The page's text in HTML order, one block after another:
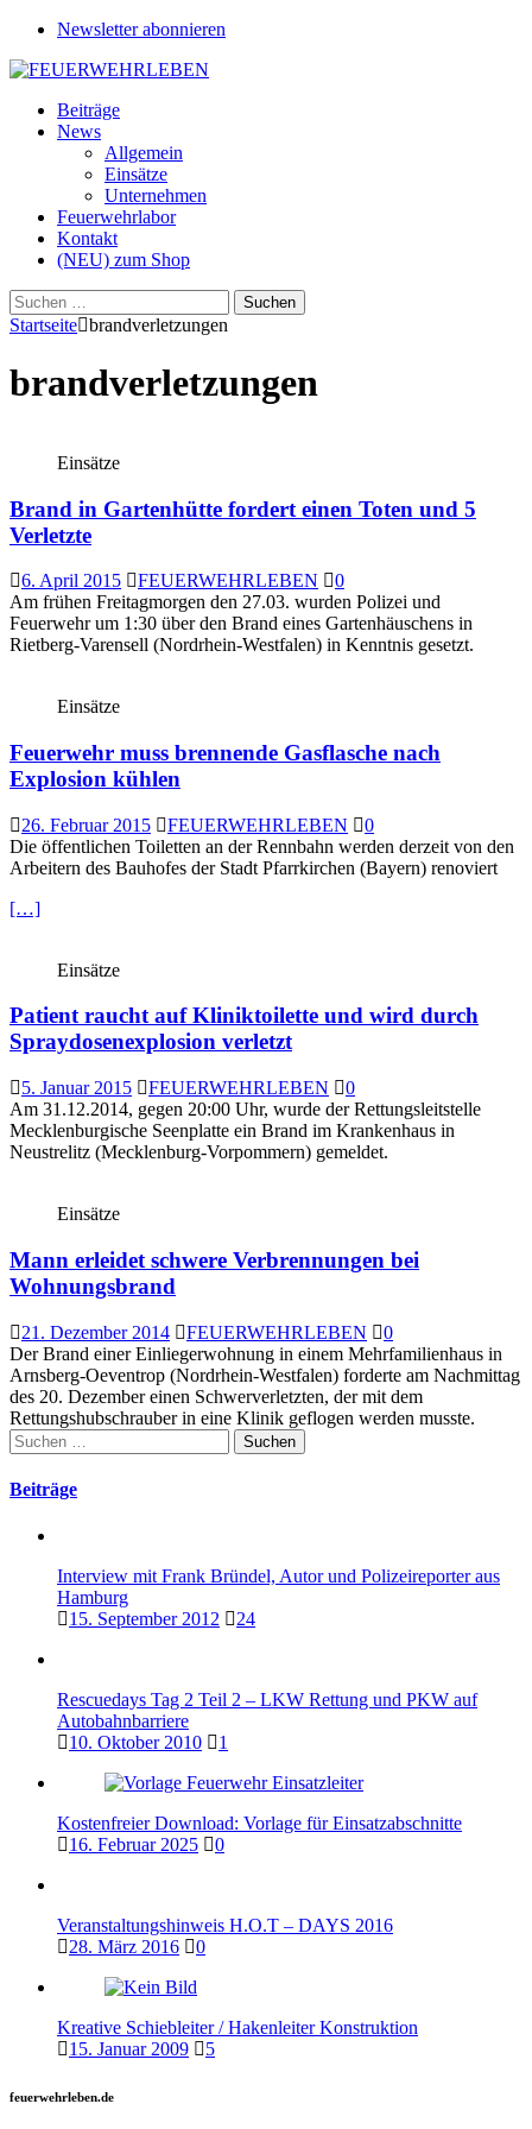
Newsletter abonnieren
Beiträge
News
Allgemein
Einsätze
Unternehmen
Feuerwehrlabor
Kontakt
(NEU) zum Shop
Suchen
nach:
Startseite brandverletzungen
brandverletzungen
Einsätze
Brand in Gartenhütte fordert einen Toten und 5
Verletzte
6. April 2015 FEUERWEHRLEBEN
0
Am frühen Freitagmorgen den 27.03. wurden Polizei und
Feuerwehr um 1:30 über den Brand eines Gartenhäuschens in
Rietberg-Varensell (Nordrhein-Westfalen) in Kenntnis gesetzt.
Einsätze
Feuerwehr muss brennende Gasflasche nach
Explosion kühlen
26. Februar 2015 FEUERWEHRLEBEN
0
Die öffentlichen Toiletten an der Rennbahn werden derzeit von den
Arbeitern des Bauhofes der Stadt Pfarrkirchen (Bayern) renoviert
[…]
Einsätze
Patient raucht auf Kliniktoilette und wird durch
Spraydosenexplosion verletzt
5. Januar 2015 FEUERWEHRLEBEN
0
Am 31.12.2014, gegen 20:00 Uhr, wurde der Rettungsleitstelle
Mecklenburgische Seenplatte ein Brand im Krankenhaus in
Neustrelitz (Mecklenburg-Vorpommern) gemeldet.
Einsätze
Mann erleidet schwere Verbrennungen bei
Wohnungsbrand
21. Dezember 2014 FEUERWEHRLEBEN
0
Der Brand einer Einliegerwohnung in einem Mehrfamilienhaus in
Arnsberg-Oeventrop (Nordrhein-Westfalen) forderte am Nachmittag
des 20. Dezember einen Schwerverletzten, der mit dem
Rettungshubschrauber in eine Klinik geflogen werden musste.
Suchen
nach:
Beiträge
Interview mit Frank Bründel, Autor und Polizeireporter aus
Hamburg
15. September 2012
24
Rescuedays Tag 2 Teil 2 – LKW Rettung und PKW auf
Autobahnbarriere
10. Oktober 2010
1
Kostenfreier Download: Vorlage für Einsatzabschnitte
16. Februar 2025
0
Veranstaltungshinweis H.O.T – DAYS 2016
28. März 2016
0
Kreative Schiebleiter / Hakenleiter Konstruktion
15. Januar 2009
5
feuerwehrleben.de